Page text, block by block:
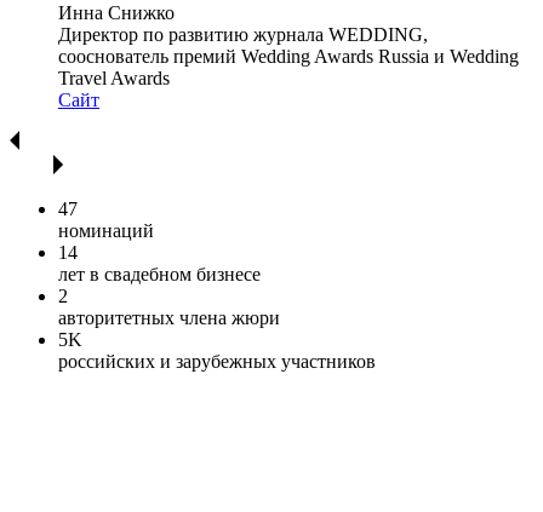
Инна Снижко
Директор по развитию журнала WEDDING,
сооснователь премий Wedding Awards Russia и Wedding
Travel Awards
Сайт
47
номинаций
14
лет в свадебном бизнесе
2
авторитетных члена жюри
5K
российских и зарубежных участников